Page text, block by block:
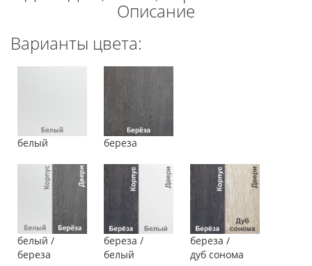
Описание
Варианты цвета:
белый береза
белый /
береза
береза /
белый
береза /
дуб сонома